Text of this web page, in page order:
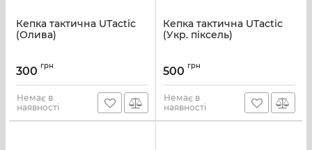
Кепка тактична UTactic
(Олива)
300 грн
Немає в
наявності
Кепка тактична UTactic
(Укр. піксель)
500 грн
Немає в
наявності